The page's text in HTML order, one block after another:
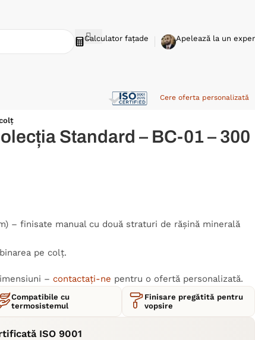
Calculator fațade Apelează la un
Cere oferta personalizată
Standard – BC-01 – 300
– finisate manual cu două straturi de rășină minerală
pe colț.
– contactați-ne pentru o ofertă personalizată.
Compatibile cu
termosistemul
Finisare pregătită pentru
vopsire
ISO 9001